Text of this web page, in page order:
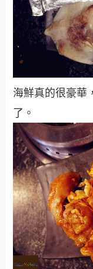
海鮮真的很豪華
了。